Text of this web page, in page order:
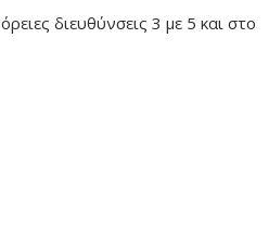
διευθύνσεις 3 με 5 και στο